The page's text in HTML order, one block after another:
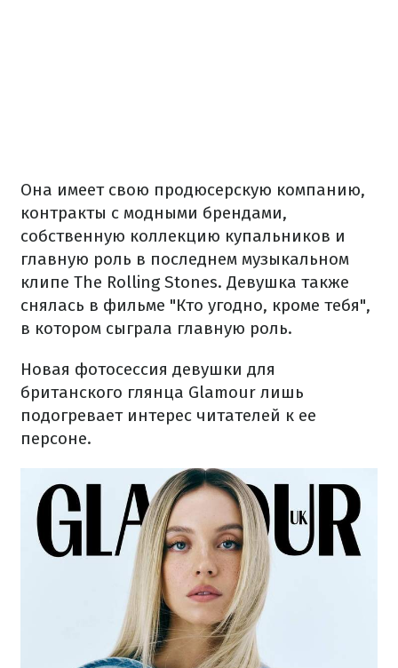
Она имеет свою продюсерскую компанию,
контракты с модными брендами,
собственную коллекцию купальников и
главную роль в последнем музыкальном
клипе The Rolling Stones. Девушка также
снялась в фильме "Кто угодно, кроме тебя",
в котором сыграла главную роль.
Новая фотосессия девушки для
британского глянца Glamour лишь
подогревает интерес читателей к ее
персоне.